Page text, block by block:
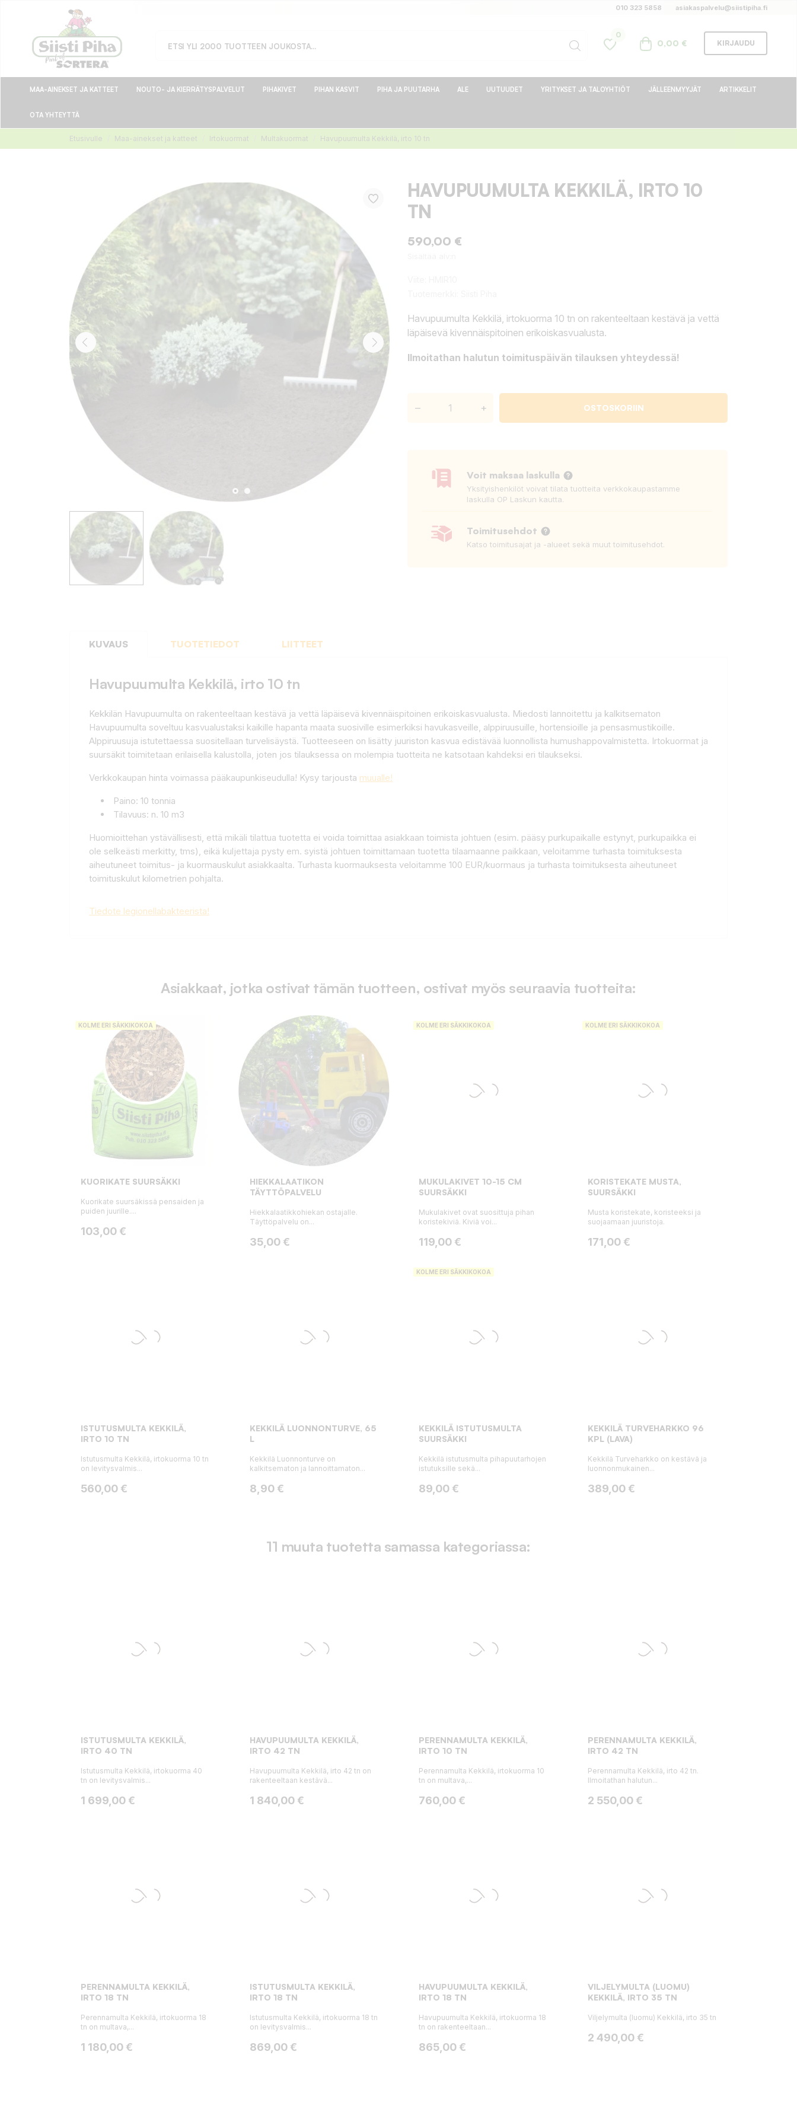
010 323 5858 asiakaspalvelu@siistipiha.fi
0
0,00 € KIRJAUDU
MAA-AINEKSET JA KATTEET NOUTO- JA KIERRÄTYSPALVELUT PIHAKIVET PIHAN KASVIT PIHA JA PUUTARHA ALE UUTUUDET YRITYKSET JA TALOYHTIÖT JÄLLEENMYYJÄT ARTIKKELIT
OTA YHTEYTTÄ
Etusivulle Maa-ainekset ja katteet Irtokuormat Multakuormat Havupuumulta Kekkilä, irto 10 tn
HAVUPUUMULTA KEKKILÄ, IRTO 10
TN
590,00 €
Havupuumulta Kekkilä, irtokuorma 10 tn on rakenteeltaan kestävä ja vettä
läpäisevä kivennäispitoinen erikoiskasvualusta.
Ilmoitathan halutun toimituspäivän tilauksen yhteydessä!
– + OSTOSKORIIN
Voit maksaa laskulla
Yksityishenkilöt voivat tilata tuotteita verkkokaupastamme
laskulla OP Laskun kautta.
Toimitusehdot
Katso toimitusajat ja -alueet sekä muut toimitusehdot.
KUVAUS TUOTETIEDOT LIITTEET
Havupuumulta Kekkilä, irto 10 tn
Kekkilän Havupuumulta on rakenteeltaan kestävä ja vettä läpäisevä kivennäispitoinen erikoiskasvualusta. Miedosti lannoitettu ja kalkitsematon
Havupuumulta soveltuu kasvualustaksi kaikille hapanta maata suosiville esimerkiksi havukasveille, alppiruusuille, hortensioille ja pensasmustikoille.
Alppiruusuja istutettaessa suositellaan turvelisäystä. Tuotteeseen on lisätty juuriston kasvua edistävää luonnollista humushappovalmistetta. Irtokuormat ja
suursäkit toimitetaan erilaisella kalustolla, joten jos tilauksessa on molempia tuotteita ne katsotaan kahdeksi eri tilaukseksi.
Verkkokaupan hinta voimassa pääkaupunkiseudulla! Kysy tarjousta muualle!
Paino: 10 tonnia
Tilavuus: n. 10 m3
Huomioittehan ystävällisesti, että mikäli tilattua tuotetta ei voida toimittaa asiakkaan toimista johtuen (esim. pääsy purkupaikalle estynyt, purkupaikka ei
ole selkeästi merkitty, tms), eikä kuljettaja pysty em. syistä johtuen toimittamaan tuotetta tilaamaanne paikkaan, veloitamme turhasta toimituksesta
aiheutuneet toimitus- ja kuormauskulut asiakkaalta. Turhasta kuormauksesta veloitamme 100 EUR/kuormaus ja turhasta toimituksesta aiheutuneet
toimituskulut kilometrien pohjalta.
Tiedote legionellabakteerista!
Asiakkaat, jotka ostivat tämän tuotteen, ostivat myös seuraavia tuotteita:
KOLME ERI SÄKKIKOKOA
KUORIKATE SUURSÄKKI
Kuorikate suursäkissä pensaiden ja
puiden juurille....
Hinta
103,00 €
HIEKKALAATIKON
TÄYTTÖPALVELU
Hiekkalaatikkohiekan ostajalle.
Täyttöpalvelu on...
Hinta
35,00 €
KOLME ERI SÄKKIKOKOA
MUKULAKIVET 10-15 CM
SUURSÄKKI
Mukulakivet ovat suosittuja pihan
koristekiviä. Kiviä voi...
Hinta
119,00 €
KOLME ERI SÄKKIKOKOA
KORISTEKATE MUSTA,
SUURSÄKKI
Musta koristekate, koristeeksi ja
suojaamaan juuristoja.
Hinta
171,00 €
ISTUTUSMULTA KEKKILÄ,
IRTO 10 TN
Istutusmulta Kekkilä, irtokuorma 10 tn
on levitysvalmis...
Hinta
560,00 €
KEKKILÄ LUONNONTURVE, 65
L
Kekkilä Luonnonturve on
kalkitsematon ja lannoittamaton...
Hinta
8,90 €
KOLME ERI SÄKKIKOKOA
KEKKILÄ ISTUTUSMULTA
SUURSÄKKI
Kekkilä istutusmulta pihapuutarhojen
istutuksille sekä...
Hinta
89,00 €
KEKKILÄ TURVEHARKKO 96
KPL (LAVA)
Kekkilä Turveharkko on kestävä ja
luonnonmukainen...
Hinta
389,00 €
11 muuta tuotetta samassa kategoriassa:
ISTUTUSMULTA KEKKILÄ,
IRTO 40 TN
Istutusmulta Kekkilä, irtokuorma 40
tn on levitysvalmis...
Hinta
1 699,00 €
HAVUPUUMULTA KEKKILÄ,
IRTO 42 TN
Havupuumulta Kekkilä, irto 42 tn on
rakenteeltaan kestävä...
Hinta
1 840,00 €
PERENNAMULTA KEKKILÄ,
IRTO 10 TN
Perennamulta Kekkilä, irtokuorma 10
tn on multava,...
Hinta
760,00 €
PERENNAMULTA KEKKILÄ,
IRTO 42 TN
Perennamulta Kekkilä, irto 42 tn.
Ilmoitathan halutun...
Hinta
2 550,00 €
PERENNAMULTA KEKKILÄ,
IRTO 18 TN
Perennamulta Kekkilä, irtokuorma 18
tn on multava,...
Hinta
1 180,00 €
ISTUTUSMULTA KEKKILÄ,
IRTO 18 TN
Istutusmulta Kekkilä, irtokuorma 18 tn
on levitysvalmis...
Hinta
869,00 €
HAVUPUUMULTA KEKKILÄ,
IRTO 18 TN
Havupuumulta Kekkilä, irtokuorma 18
tn on rakenteeltaan...
Hinta
865,00 €
VILJELYMULTA (LUOMU)
KEKKILÄ, IRTO 35 TN
Viljelymulta (luomu) Kekkilä, irto 35 tn
Hinta
2 490,00 €